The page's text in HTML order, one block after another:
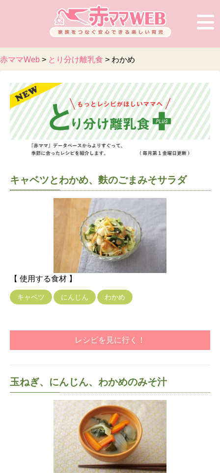
赤ママWeb > とり分け離乳食 > わかめ
キャベツとわかめ、麩のごまみそサラダ
【 使用する食材 】
キャベツ にんじん わかめ
レシピを見に行く！
玉ねぎ、にんじん、わかめのみそ汁